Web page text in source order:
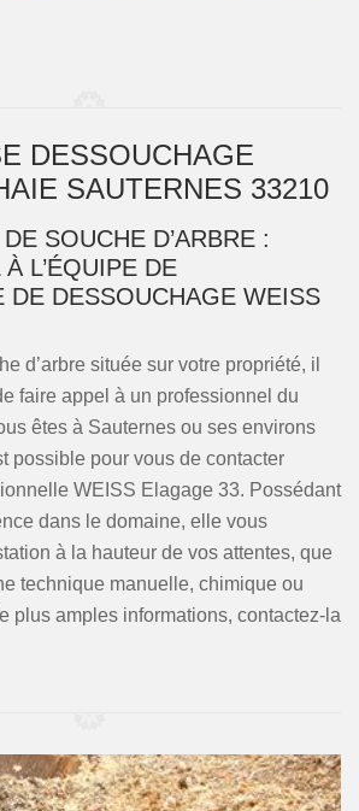
DESSOUCHAGE
SAUTERNES 33210
SOUCHE D’ARBRE :
L’ÉQUIPE DE
DE DESSOUCHAGE WEISS
d’arbre située sur votre propriété, il
faire appel à un professionnel du
êtes à Sauternes ou ses environs
possible pour vous de contacter
WEISS Elagage 33. Possédant
dans le domaine, elle vous
à la hauteur de vos attentes, que
technique manuelle, chimique ou
plus amples informations, contactez-la